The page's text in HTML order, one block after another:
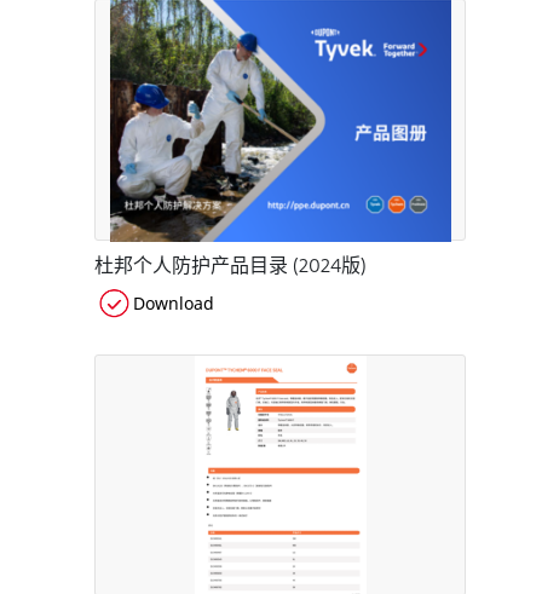
杜邦个人防护产品目录 (2024版)
Download